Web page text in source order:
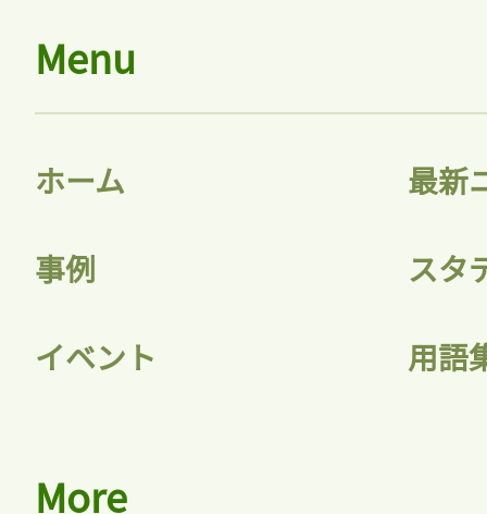
Menu
ホーム 最新
事例 スタ
イベント 用語
More